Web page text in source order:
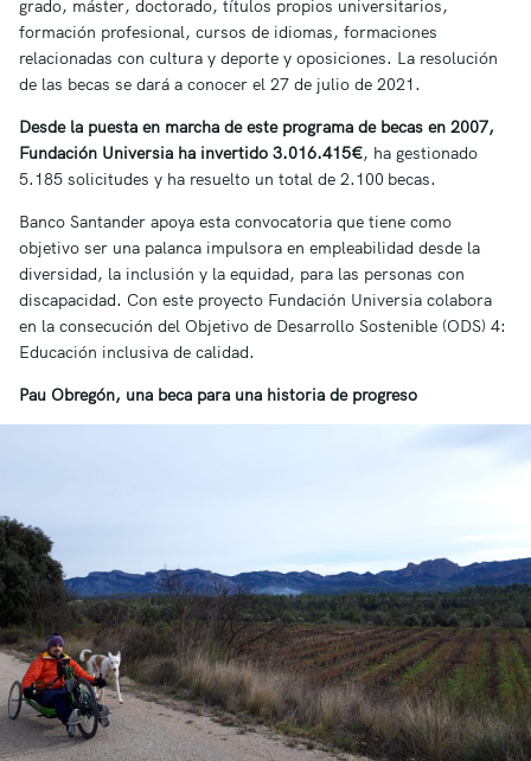
grado, máster, doctorado, títulos propios universitarios,
formación profesional, cursos de idiomas, formaciones
relacionadas con cultura y deporte y oposiciones. La resolución
de las becas se dará a conocer el 27 de julio de 2021.
Desde la puesta en marcha de este programa de becas en 2007,
Fundación Universia ha invertido 3.016.415€, ha gestionado
5.185 solicitudes y ha resuelto un total de 2.100 becas.
Banco Santander apoya esta convocatoria que tiene como
objetivo ser una palanca impulsora en empleabilidad desde la
diversidad, la inclusión y la equidad, para las personas con
discapacidad. Con este proyecto Fundación Universia colabora
en la consecución del Objetivo de Desarrollo Sostenible (ODS) 4:
Educación inclusiva de calidad.
Pau Obregón, una beca para una historia de progreso